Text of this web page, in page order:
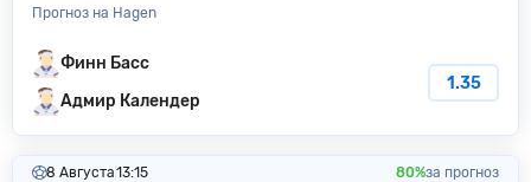
Прогноз на Hagen
Финн Басс
Адмир Календер
1.35
8 Августа13:15 80%за прогноз